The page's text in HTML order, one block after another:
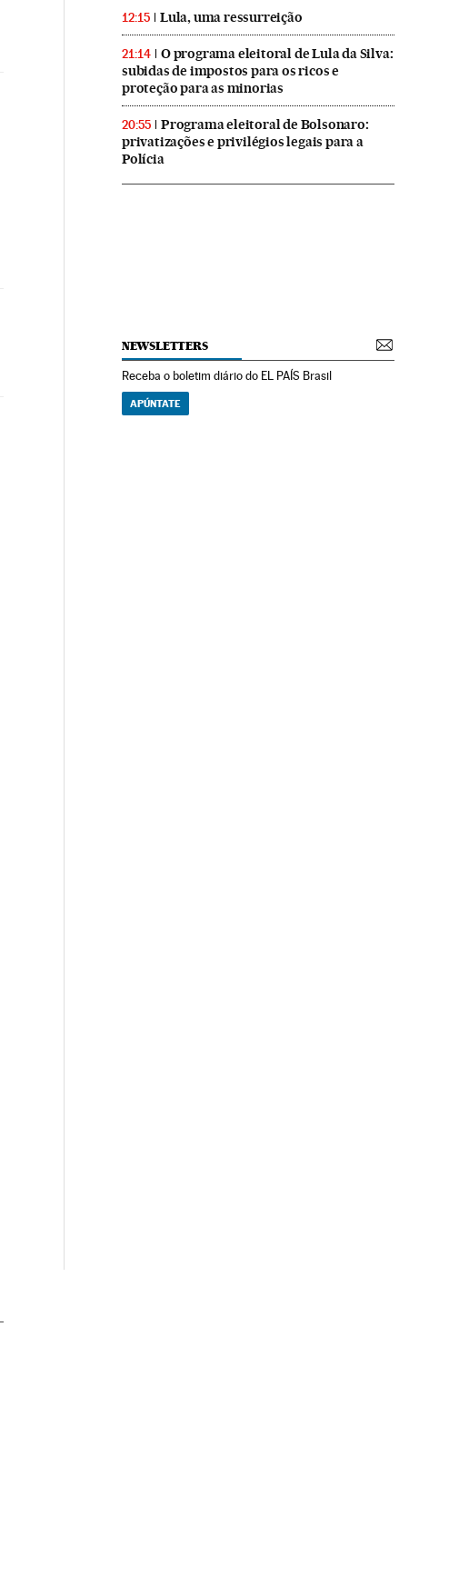
12:15 Lula, uma ressurreição
21:14
O programa eleitoral de Lula da Silva:
subidas de impostos para os ricos e
proteção para as minorias
20:55
Programa eleitoral de Bolsonaro:
privatizações e privilégios legais para a
Polícia
NEWSLETTERS
Receba o boletim diário do EL PAÍS Brasil
APÚNTATE